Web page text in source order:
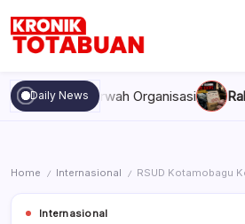
content
Totabuan
hari
ini
Kronik
Daily News
Marwah Organisasi Rabu,
Home / Internasional / RSUD Kotamobagu
Internasional